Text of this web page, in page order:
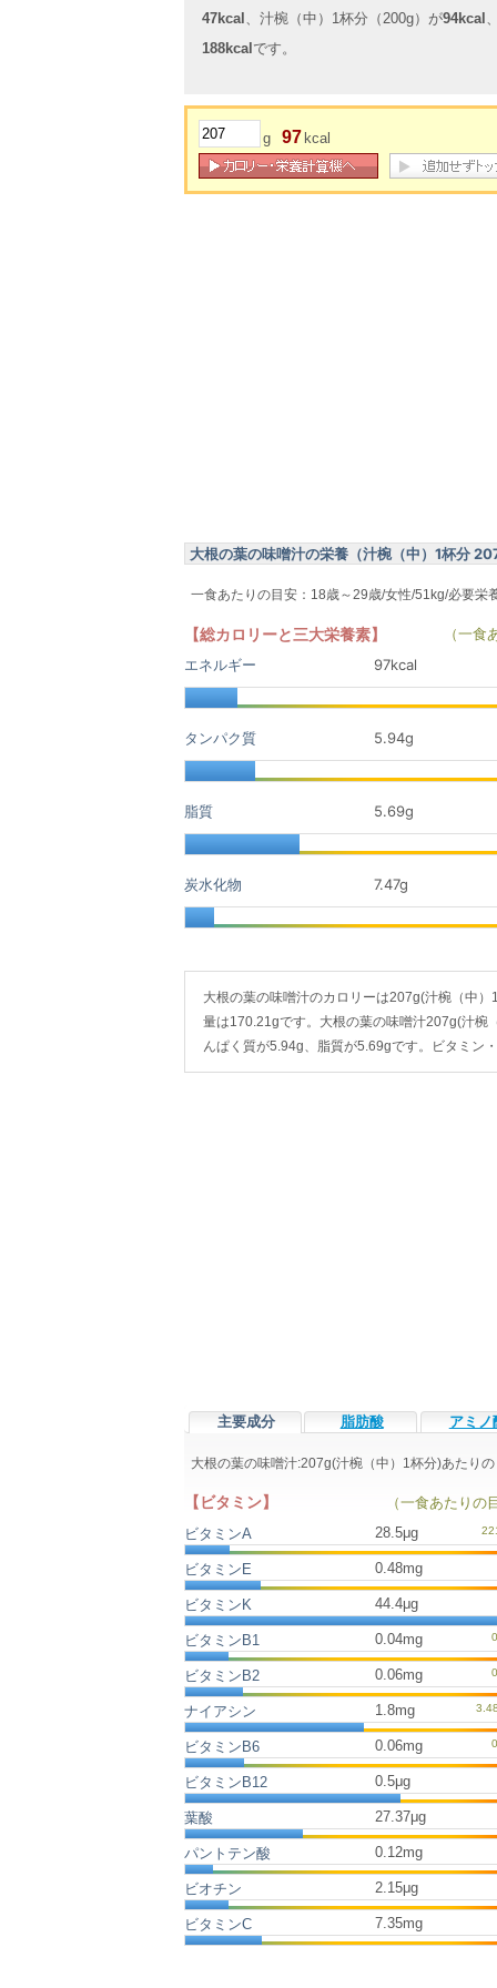
47kcal 、汁椀（中）1杯分（200g）が94kcal
188kcal です。
g 97 kcal
大根の葉の味噌汁の栄養（汁椀（中）1杯分
一食あたりの目安：18歳～29歳/女性/51kg/必要栄
【総カロリーと三大栄養素】
（一食
エネルギー
97kcal
タンパク質 5.94g
脂質 5.69g
炭水化物 7.47g
大根の葉の味噌汁のカロリーは207g(汁椀（中
量は170.21gです。大根の葉の味噌汁207g(汁椀
んぱく質が5.94g、脂質が5.69gです。ビタミン
主要成分 脂肪酸 アミノ
大根の葉の味噌汁:207g(汁椀（中）1杯分)あたり
【ビタミン】
（一食あたりの
ビタミンA
28.5μg
ビタミンE 0.48mg
ビタミンK 44.4μg
ビタミンB1 0.04mg
ビタミンB2 0.06mg
ナイアシン 1.8mg
ビタミンB6 0.06mg
ビタミンB12 0.5μg
葉酸 27.37μg
パントテン酸 0.12mg
ビオチン 2.15μg
ビタミンC 7.35mg